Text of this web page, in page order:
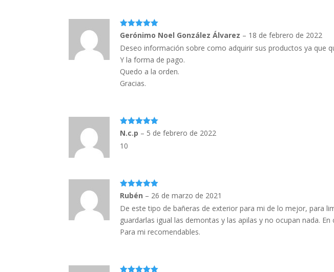
5out of 5
Gerónimo Noel González Álvarez – 18 de febrero de 2022
Deseo información sobre como adquirir sus productos ya que
Y la forma de pago.
Quedo a la orden.
Gracias.
5out of 5
N.c.p – 5 de febrero de 2022
10
5out of 5
Rubén – 26 de marzo de 2021
De este tipo de bañeras de exterior para mi de lo mejor, para
guardarlas igual las demontas y las apilas y no ocupan nada.
Para mi recomendables.